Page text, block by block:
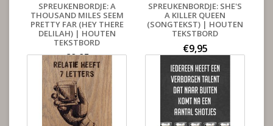
SPREUKENBORDJE: A
THOUSAND MILES SEEM
PRETTY FAR (HEY THERE
DELILAH) | HOUTEN
TEKSTBORD
€9,95
SPREUKENBORDJE: SHE'S
A KILLER QUEEN
(SONGTEKST) | HOUTEN
TEKSTBORD
€9,95